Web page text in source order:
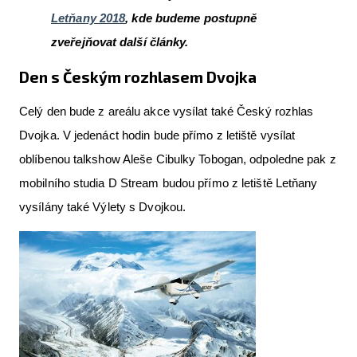
Letňany 2018, kde budeme postupně
zveřejňovat další články.
Den s Českým rozhlasem Dvojka
Celý den bude z areálu akce vysílat také Český rozhlas
Dvojka. V jedenáct hodin bude přímo z letiště vysílat
oblíbenou talkshow Aleše Cibulky Tobogan, odpoledne pak z
mobilního studia D Stream budou přímo z letiště Letňany
vysílány také Výlety s Dvojkou.